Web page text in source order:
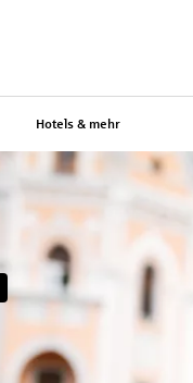
Hotels & mehr